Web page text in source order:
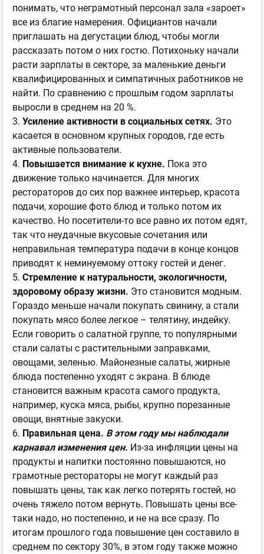
понимать, что неграмотный персонал зала «зароет»
все из благие намерения. Официантов начали
приглашать на дегустации блюд, чтобы могли
рассказать потом о них гостю. Потихоньку начали
расти зарплаты в секторе, за маленькие деньги
квалифицированных и симпатичных работников не
найти. По сравнению с прошлым годом зарплаты
выросли в среднем на 20 %.
3. Усиление активности в социальных сетях. Это
касается в основном крупных городов, где есть
активные пользователи.
4. Повышается внимание к кухне. Пока это
движение только начинается. Для многих
рестораторов до сих пор важнее интерьер, красота
подачи, хорошие фото блюд и только потом их
качество. Но посетители-то все равно их потом едят,
так что неудачные вкусовые сочетания или
неправильная температура подачи в конце концов
приводят к неминуемому оттоку гостей и денег.
5. Стремление к натуральности, экологичности,
здоровому образу жизни. Это становится модным.
Гораздо меньше начали покупать свинину, а стали
покупать мясо более легкое – телятину, индейку.
Если говорить о салатной группе, то популярными
стали салаты с растительными заправками,
овощами, зеленью. Майонезные салаты, жирные
блюда постепенно уходят с экрана. В блюде
становится важным красота самого продукта,
например, куска мяса, рыбы, крупно порезанные
овощи, внятные закуски.
6. Правильная цена. В этом году мы наблюдали
карнавал изменения цен. Из-за инфляции цены на
продукты и напитки постоянно повышаются, но
грамотные рестораторы не могут каждый раз
повышать цены, так как легко потерять гостей, но
очень тяжело потом вернуть. Повышать цены все-
таки надо, но постепенно, и не на все сразу. По
итогам прошлого года повышение цен составило в
среднем по сектору 30%, в этом году также можно